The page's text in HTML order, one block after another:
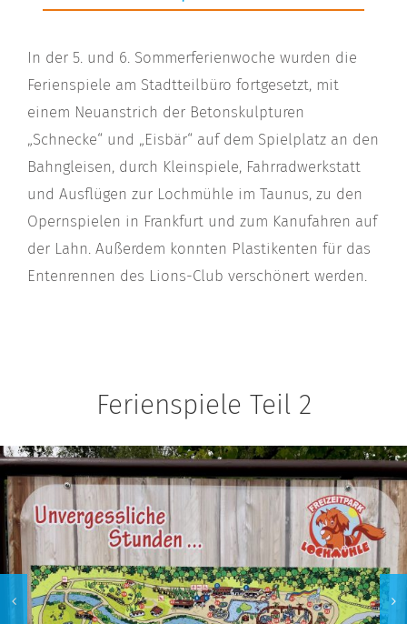
In der 5. und 6. Sommerferienwoche wurden die
Ferienspiele am Stadtteilbüro fortgesetzt, mit
einem Neuanstrich der Betonskulpturen
„Schnecke“ und „Eisbär“ auf dem Spielplatz an den
Bahngleisen, durch Kleinspiele, Fahrradwerkstatt
und Ausflügen zur Lochmühle im Taunus, zu den
Opernspielen in Frankfurt und zum Kanufahren auf
der Lahn. Außerdem konnten Plastikenten für das
Entenrennen des Lions-Club verschönert werden.
Ferienspiele Teil 2